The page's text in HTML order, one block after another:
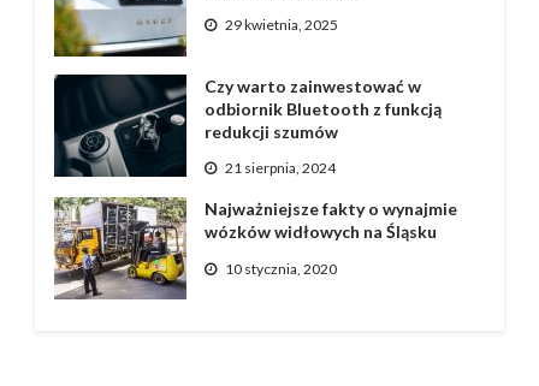
29 kwietnia, 2025
Czy warto zainwestować w
odbiornik Bluetooth z funkcją
redukcji szumów
21 sierpnia, 2024
Najważniejsze fakty o wynajmie
wózków widłowych na Śląsku
10 stycznia, 2020